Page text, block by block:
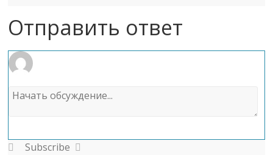
Отправить ответ
Subscribe